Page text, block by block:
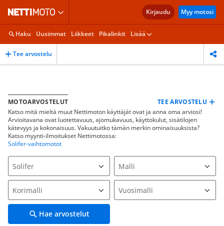
Kirjaudu Myy motosi
Haku Uusimmat Liikkeet Pikalinkit Lisää
Tee arvostelu
MOTOARVOSTELUT
TEE ARVOSTELU
Katso mitä mieltä muut Nettimoton käyttäjät ovat ja anna oma arviosi!
Arvioitavana ovat luotettavuus, ajomukavuus, käyttokulut, sisätilojen
kätevyys ja kokonaisuus. Vakuutuitko tämän merkin ominaisuuksista?
Katso myynti-ilmoitukset Nettimotossa:
Solifer-vaihtomotot
Hae arvostelut